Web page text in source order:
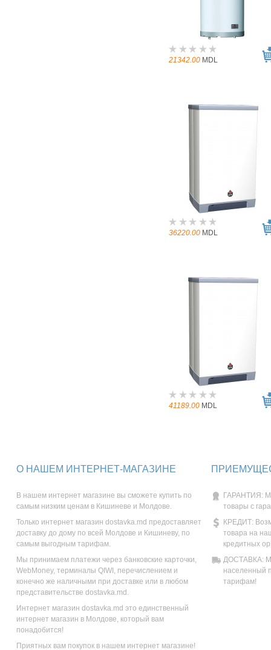
21342.00 MDL
36220.00 MDL
41189.00 MDL
О НАШЕМ ИНТЕРНЕТ-МАГАЗИНЕ
В нашем интернет магазине вы сможете купить по
самым низким ценам в Кишиневе и Молдове.
Только интернет магазин dostavka.md предоставляет
доставку до дому по всей Молдове и Кишиневу, по
самым выгодным тарифам.
Мы принимаем платежи через банковские карточки,
WebMoney, терминалы QIWI, перечислением и
конечно же наличными при доставке или в любом
представительстве dostavka.md.
Интернет магазин dostavka.md это единственный
интернет магазин в Молдове, который вам
понадобится!
Приятных вам покупок в нашем интернет магазине!
ГАРАНТИЯ:
товары с
КРЕДИТ:
товара на
кредитных
ДОСТАВКА:
населенный
тарифам!